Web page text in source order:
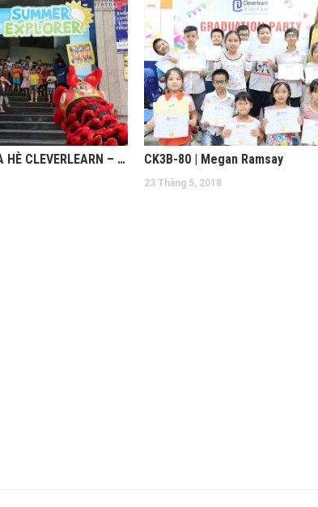
KHAI GIẢNG KHÓA HÈ CLEVERLEARN – SUMMER EXPLORER 2019 CK3B-80 | Megan Ramsay
23 Tháng 5, 2018